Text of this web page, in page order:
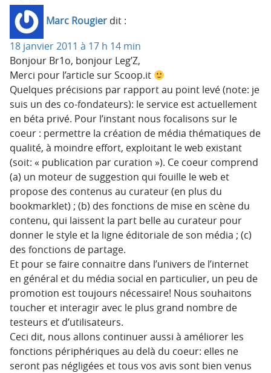
Marc Rougier dit :
18 janvier 2011 à 17 h 14 min
Bonjour Br1o, bonjour Leg’Z,
Merci pour l’article sur Scoop.it
Quelques précisions par rapport au point levé (note: je
suis un des co-fondateurs): le service est actuellement
en béta privé. Pour l’instant nous focalisons sur le
coeur : permettre la création de média thématiques de
qualité, à moindre effort, exploitant le web existant
(soit: « publication par curation »). Ce coeur comprend
(a) un moteur de suggestion qui fouille le web et
propose des contenus au curateur (en plus du
bookmarklet) ; (b) des fonctions de mise en scène du
contenu, qui laissent la part belle au curateur pour
donner le style et la ligne éditoriale de son média ; (c)
des fonctions de partage.
Et pour se faire connaitre dans l’univers de l’internet
en général et du média social en particulier, un peu de
promotion est toujours nécessaire! Nous souhaitons
toucher et interagir avec le plus grand nombre de
testeurs et d’utilisateurs.
Ceci dit, nous allons continuer aussi à améliorer les
fonctions périphériques au delà du coeur: elles ne
seront pas négligées et tous vos avis sont bien venus